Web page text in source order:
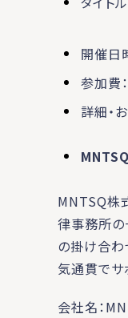
「
開催日
参加費
詳細・
MNTSQ株
律事務所の
の掛け合わ
気通貫でサ
会社名：